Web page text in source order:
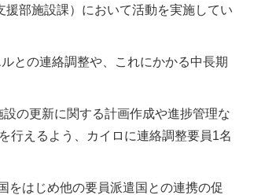
部施設課）において活動を実施してい
との連絡調整や、これにかかる中長期
の更新に関する計画作成や進捗管理な
行えるよう、カイロに連絡調整要員1名
をはじめ他の要員派遣国との連携の促